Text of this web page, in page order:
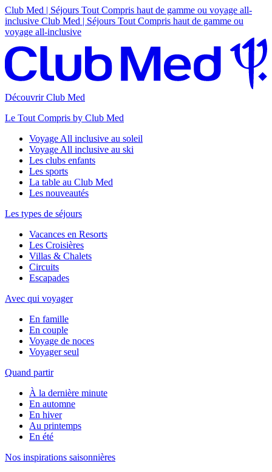
Club Med | Séjours Tout Compris haut de gamme ou voyage all-
inclusive Club Med | Séjours Tout Compris haut de gamme ou
voyage all-inclusive
Découvrir Club Med
Le Tout Compris by Club Med
Voyage All inclusive au soleil
Voyage All inclusive au ski
Les clubs enfants
Les sports
La table au Club Med
Les nouveautés
Les types de séjours
Vacances en Resorts
Les Croisières
Villas & Chalets
Circuits
Escapades
Avec qui voyager
En famille
En couple
Voyage de noces
Voyager seul
Quand partir
À la dernière minute
En automne
En hiver
Au printemps
En été
Nos inspirations saisonnières